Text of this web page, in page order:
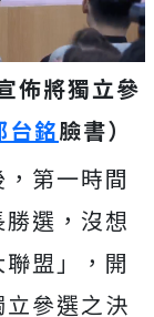
佈將獨立參
台銘臉書）
第一時間
選，沒想
盟」，開
參選之決